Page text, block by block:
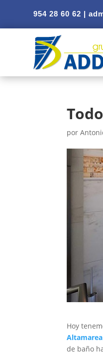
954 28 60 62 |
por
Hoy
Altamarea
de baño